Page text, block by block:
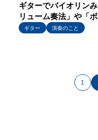
ギターでバイオリン
リューム奏法」や「
ギター
演奏のこと
1